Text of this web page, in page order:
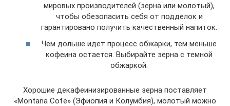
мировых производителей (зерна или молотый),
чтобы обезопасить себя от подделок и
гарантировано получить качественный напиток.
Чем дольше идет процесс обжарки, тем меньше
кофеина остается. Выбирайте зерна с темной
обжаркой.
Хорошие декафеинизированные зерна поставляет
«Montana Cofe» (Эфиопия и Колумбия), молотый можно